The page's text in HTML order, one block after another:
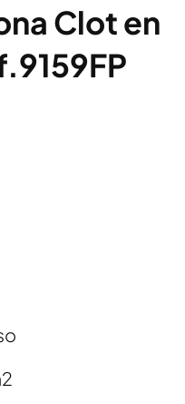
Clot en